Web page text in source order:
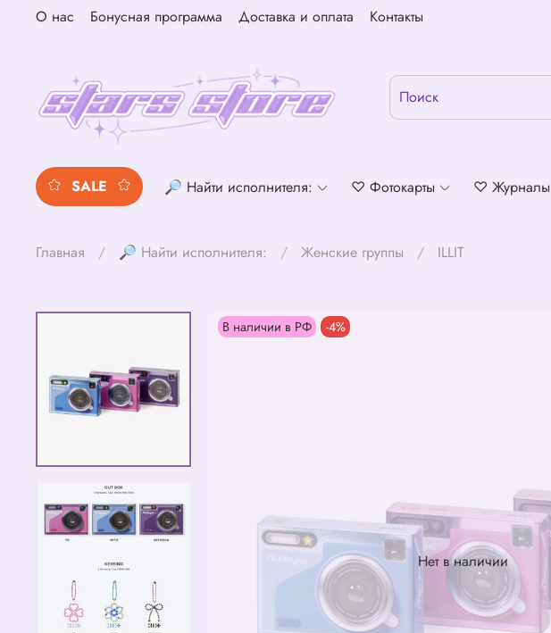
О нас Бонусная программа Доставка и оплата Контакты
SALE 🔎 Найти исполнителя: ♡ Фотокарты ♡ Журналы
Главная 🔎 Найти исполнителя: Женские группы ILLIT
Нет в наличии
В наличии в РФ -4%